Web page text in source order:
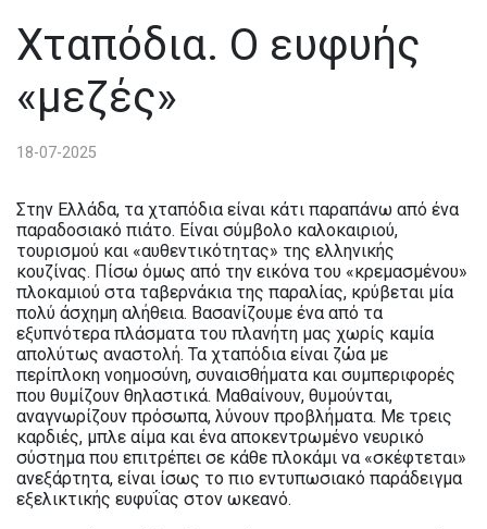
Χταπόδια. Ο ευφυής
«μεζές»
18-07-2025
Στην Ελλάδα, τα χταπόδια είναι κάτι παραπάνω από ένα
παραδοσιακό πιάτο. Είναι σύμβολο καλοκαιριού,
τουρισμού και «αυθεντικότητας» της ελληνικής
κουζίνας. Πίσω όμως από την εικόνα του «κρεμασμένου»
πλοκαμιού στα ταβερνάκια της παραλίας, κρύβεται μία
πολύ άσχημη αλήθεια. Βασανίζουμε ένα από τα
εξυπνότερα πλάσματα του πλανήτη μας χωρίς καμία
απολύτως αναστολή. Τα χταπόδια είναι ζώα με
περίπλοκη νοημοσύνη, συναισθήματα και συμπεριφορές
που θυμίζουν θηλαστικά. Μαθαίνουν, θυμούνται,
αναγνωρίζουν πρόσωπα, λύνουν προβλήματα. Με τρεις
καρδιές, μπλε αίμα και ένα αποκεντρωμένο νευρικό
σύστημα που επιτρέπει σε κάθε πλοκάμι να «σκέφτεται»
ανεξάρτητα, είναι ίσως το πιο εντυπωσιακό παράδειγμα
εξελικτικής ευφυΐας στον ωκεανό.